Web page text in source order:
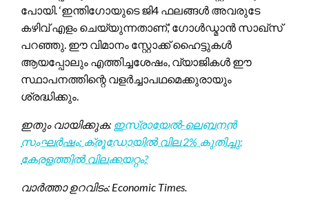
പോയി. ‘ഇന്തിഗോയുടെ ജി4 ഫലങ്ങൾ അവരുടേ
കഴിവ് എളം ചെയ്യുന്നതാണ്,’ ഗോൾഡ്മാൻ സാഖ്സ്
പറഞ്ഞു. ഈ വിമാനം സ്റ്റോക്ക് ഹൈട്ടുകൾ
ആയപ്പോലും എത്തിച്ചശേഷം, വ്യാജികള്‍ ഈ
സ്ഥാപനത്തിന്റെ വളർച്ചാപഥമെക്കുരായും
ശ്രദ്ധിക്കും.
ഇതും വായിക്കുക: ഇസ്രായേൽ-ലെബനൻ
സംഘർഷം: ക്രൂഡോയിൽ വില 2% കുതിച്ചു;
കേരളത്തിൽ വിലക്കയറ്റം?
വാർത്താ ഉറവിടം: Economic Times.